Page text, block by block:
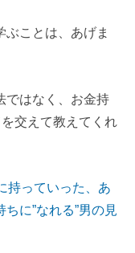
ことは、あげま
ではなく、お金持
交えて教えてくれ
持っていった、あ
に”なれる”男の見